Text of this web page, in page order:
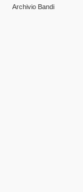
Archivio Bandi